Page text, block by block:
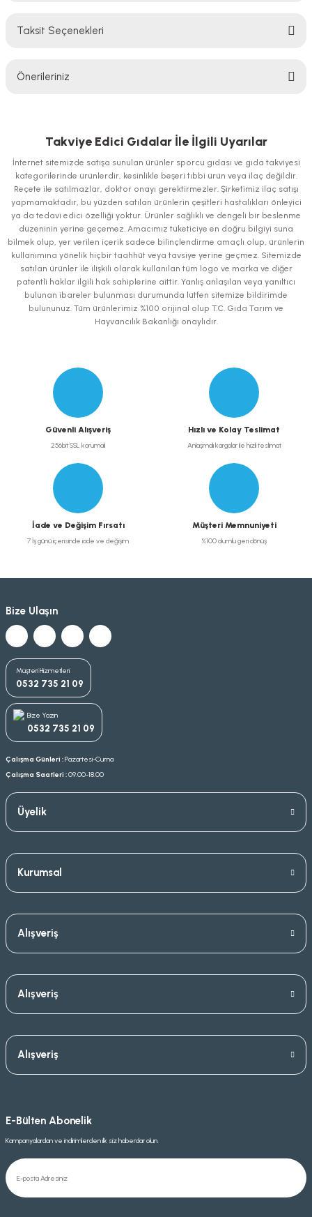
Taksit Seçenekleri
Önerileriniz
iletebilirsiniz.
Görüş ve önerileriniz için teşekkür ederiz.
Ürün resmi kalitesiz, bozuk veya görüntülenemiyor.
Ürün açıklamasında eksik bilgiler bulunuyor.
Ürün bilgilerinde hatalar bulunuyor.
Ürün fiyatı diğer sitelerden daha pahalı.
Bu ürüne benzer farklı alternatifler olmalı.
Takviye Edici Gıdalar İle İlgili Uyarılar
İnternet sitemizde satışa sunulan ürünler sporcu gıdası ve gıda takviyesi
kategorilerinde ürünlerdir, kesinlikle beşeri tıbbi ürün veya ilaç değildir.
Reçete ile satılmazlar, doktor onayı gerektirmezler. Şirketimiz ilaç satışı
yapmamaktadır, bu yüzden satılan ürünlerin çeşitleri hastalıkları önleyici
ya da tedavi edici özelliği yoktur. Ürünler sağlıklı ve dengeli bir beslenme
düzeninin yerine geçemez. Amacımız tüketiciye en doğru bilgiyi suna
bilmek olup, yer verilen içerik sadece bilinçlendirme amaçlı olup, ürünlerin
kullanımına yönelik hiçbir taahhüt veya tavsiye yerine geçmez. Sitemizde
satılan ürünler ile ilişkili olarak kullanılan tüm logo ve marka ve diğer
patentli haklar ilgili hak sahiplerine aittir. Yanlış anlaşılan veya yanıltıcı
bulunan ibareler bulunması durumunda lütfen sitemize bildirimde
bulununuz. Tüm ürünlerimiz %100 orijinal olup T.C. Gıda Tarım ve
Hayvancılık Bakanlığı onaylıdır.
Güvenli Alışveriş
256bit SSL korumalı
Hızlı ve Kolay Teslimat
Anlaşmalı kargolar ile hızlı teslimat
İade ve Değişim Fırsatı
7 İş günü içerisinde iade ve değişim
Müşteri Memnuniyeti
%100 olumlu geri dönüş
Bize Ulaşın
Müşteri Hizmetleri
0532 735 21 09
Bize Yazın
0532 735 21 09
Çalışma Günleri :Pazartesi-Cuma
Çalışma Saatleri :09.00-18.00
Üyelik
Kurumsal
Alışveriş
Alışveriş
Alışveriş
E-Bülten Abonelik
Kampanyalardan ve indirimlerden ilk siz haberdar olun.